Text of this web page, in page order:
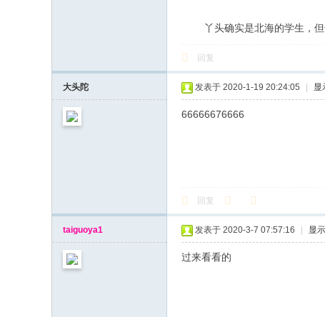
丫头确实是北海的学生，但
回复
大头陀 发表于 2020-1-19 20:24:05 显
66666676666
回复
taiguoya1 发表于 2020-3-7 07:57:16 显
过来看看的